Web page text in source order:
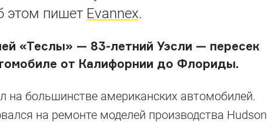
пишет Evannex.
«Теслы» — 83-летний Уэсли — пересек
от Калифорнии до Флориды.
на большинстве американских автомобилей.
на ремонте моделей производства Hudson